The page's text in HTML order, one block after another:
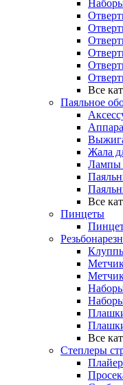
Все
Паяльное
Жала
Лампы
Все
Пинцеты
Все
Степлеры